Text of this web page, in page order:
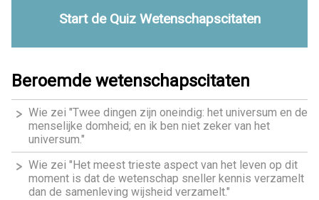
Start de Quiz Wetenschapscitaten
Beroemde wetenschapscitaten
Wie zei "Twee dingen zijn oneindig: het universum en de
menselijke domheid; en ik ben niet zeker van het
universum."
Wie zei "Het meest trieste aspect van het leven op dit
moment is dat de wetenschap sneller kennis verzamelt
dan de samenleving wijsheid verzamelt."